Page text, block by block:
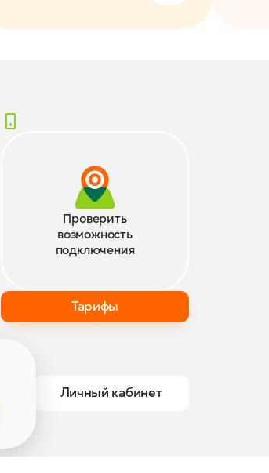
Проверить
возможность
подключения
Тарифы
Личный кабинет